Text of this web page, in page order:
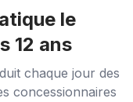
le
12 ans
chaque jour des
concessionnaires